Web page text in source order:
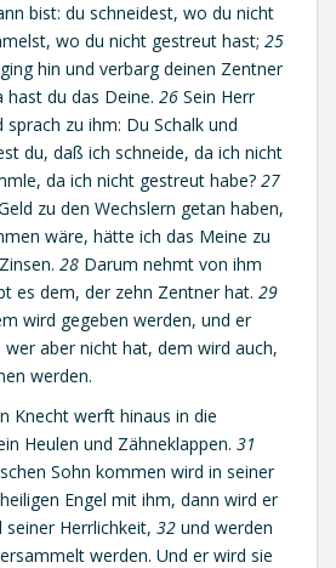
bist: du schneidest, wo du nicht
wo du nicht gestreut hast; 25
hin und verbarg deinen Zentner
hast du das Deine. 26 Sein Herr
zu ihm: Du Schalk und
du, daß ich schneide, da ich nicht
da ich nicht gestreut habe? 27
zu den Wechslern getan haben,
wäre, hätte ich das Meine zu
28 Darum nehmt von ihm
es dem, der zehn Zentner hat. 29
wird gegeben werden, und er
wer aber nicht hat, dem wird auch,
werden.
Knecht werft hinaus in die
Heulen und Zähneklappen. 31
Sohn kommen wird in seiner
Engel mit ihm, dann wird er
Herrlichkeit, 32 und werden
werden. Und er wird sie